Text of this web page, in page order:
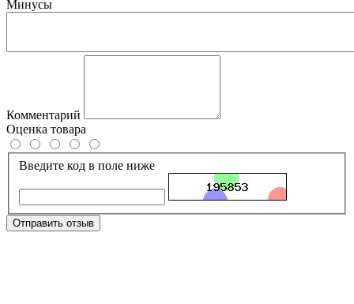
Минусы
Комментарий
Оценка товара
Введите код в поле ниже
Отправить отзыв